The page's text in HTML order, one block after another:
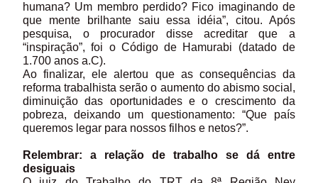
humana? Um membro perdido? Fico imaginando de
que mente brilhante saiu essa idéia”, citou. Após
pesquisa, o procurador disse acreditar que a
“inspiração”, foi o Código de Hamurabi (datado de
1.700 anos a.C).
Ao finalizar, ele alertou que as consequências da
reforma trabalhista serão o aumento do abismo social,
diminuição das oportunidades e o crescimento da
pobreza, deixando um questionamento: “Que país
queremos legar para nossos filhos e netos?”.
Relembrar: a relação de trabalho se dá entre
desiguais